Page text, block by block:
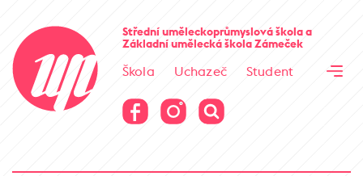
Střední uměleckoprůmyslová školaa
Základní umělecká školaZámeček
Škola Uchazeč
Student
Virtuální prohlídka
Virtuální prohlídka